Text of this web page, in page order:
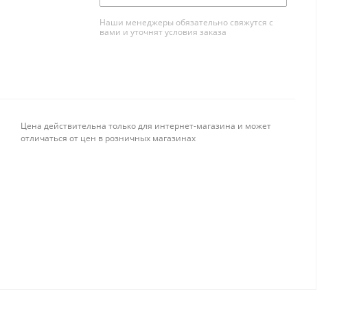
Наши менеджеры обязательно свяжутся с
вами и уточнят условия заказа
Цена действительна только для интернет-магазина и может
отличаться от цен в розничных магазинах